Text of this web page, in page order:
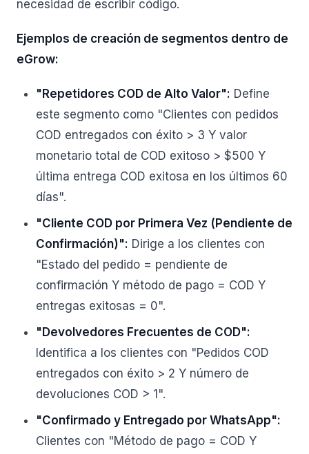
necesidad de escribir código.
Ejemplos de creación de segmentos dentro de
eGrow:
"Repetidores COD de Alto Valor": Define
este segmento como "Clientes con pedidos
COD entregados con éxito > 3 Y valor
monetario total de COD exitoso > $500 Y
última entrega COD exitosa en los últimos 60
días".
"Cliente COD por Primera Vez (Pendiente de
Confirmación)": Dirige a los clientes con
"Estado del pedido = pendiente de
confirmación Y método de pago = COD Y
entregas exitosas = 0".
"Devolvedores Frecuentes de COD":
Identifica a los clientes con "Pedidos COD
entregados con éxito > 2 Y número de
devoluciones COD > 1".
"Confirmado y Entregado por WhatsApp":
Clientes con "Método de pago = COD Y